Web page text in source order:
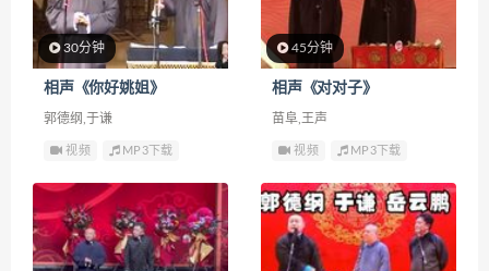
30分钟
相声《你好姚姐》
郭德纲,于谦
视频 MP3下载
45分钟
相声《对对子》
苗阜,王声
视频 MP3下载